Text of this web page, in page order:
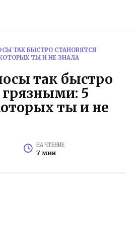
ТАК БЫСТРО СТАНОВЯТСЯ
ТЫ И НЕ ЗНАЛА
так быстро
грязными: 5
ты и не
НА ЧТЕНИЕ
7 мин